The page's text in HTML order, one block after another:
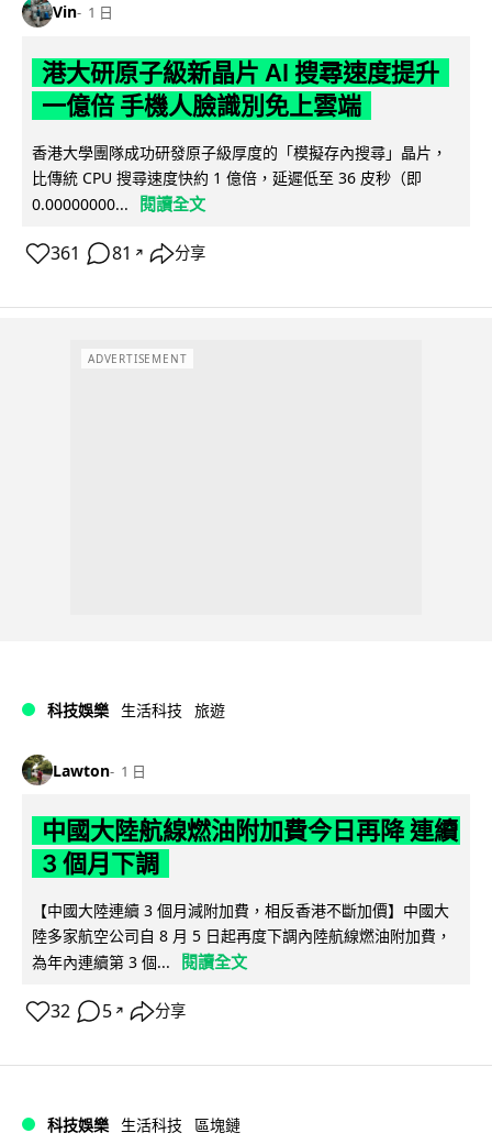
Vin 1 日
港大研原子級新晶片 AI 搜尋速度提升
一億倍 手機人臉識別免上雲端
香港大學團隊成功研發原子級厚度的「模擬存內搜尋」晶片，
比傳統 CPU 搜尋速度快約 1 億倍，延遲低至 36 皮秒（即
0.00000000...
閱讀全文
361 81 ↗ 分享
ADVERTISEMENT
科技娛樂 生活科技 旅遊
Lawton 1 日
中國大陸航線燃油附加費今日再降 連續
3 個月下調
【中國大陸連續 3 個月減附加費，相反香港不斷加價】中國大
陸多家航空公司自 8 月 5 日起再度下調內陸航線燃油附加費，
為年內連續第 3 個...
閱讀全文
32 5 ↗ 分享
科技娛樂 生活科技 區塊鏈